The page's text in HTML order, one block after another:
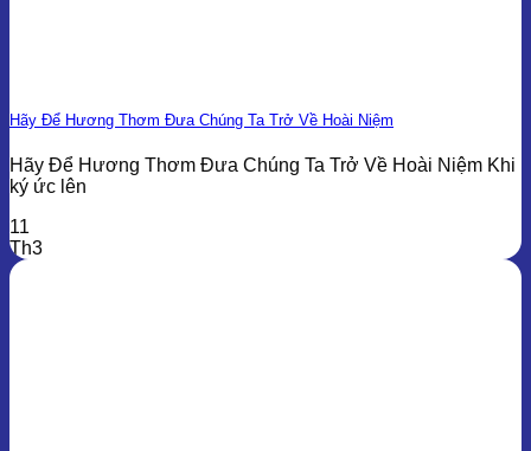
Hãy Để Hương Thơm Đưa Chúng Ta Trở Về Hoài Niệm
Hãy Để Hương Thơm Đưa Chúng Ta Trở Về Hoài Niệm Khi
ký ức lên
11
Th3